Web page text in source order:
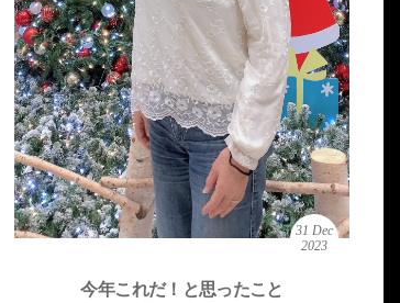
31 Dec
2023
今年これだ！と思ったこと